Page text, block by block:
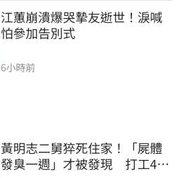
江蕙崩潰爆哭摯友逝世！淚喊
怕參加告別式
6小時前
黃明志二舅猝死住家！「屍體
發臭一週」才被發現 打工40